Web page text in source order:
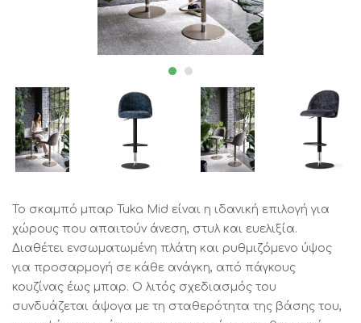
Το σκαμπό μπαρ Tuka Mid είναι η ιδανική επιλογή για
χώρους που απαιτούν άνεση, στυλ και ευελιξία.
Διαθέτει ενσωματωμένη πλάτη και ρυθμιζόμενο ύψος
για προσαρμογή σε κάθε ανάγκη, από πάγκους
κουζίνας έως μπαρ. Ο λιτός σχεδιασμός του
συνδυάζεται άψογα με τη σταθερότητα της βάσης του,